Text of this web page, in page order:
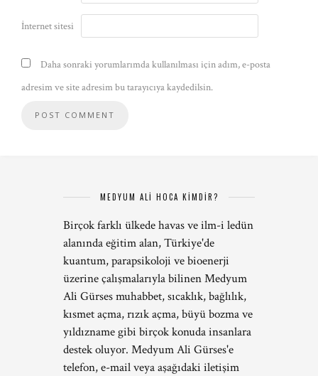
İnternet sitesi
Daha sonraki yorumlarımda kullanılması için adım, e-posta
adresim ve site adresim bu tarayıcıya kaydedilsin.
MEDYUM ALİ HOCA KİMDİR?
Birçok farklı ülkede havas ve ilm-i ledün
alanında eğitim alan, Türkiye'de
kuantum, parapsikoloji ve bioenerji
üzerine çalışmalarıyla bilinen Medyum
Ali Gürses muhabbet, sıcaklık, bağlılık,
kısmet açma, rızık açma, büyü bozma ve
yıldızname gibi birçok konuda insanlara
destek oluyor. Medyum Ali Gürses'e
telefon, e-mail veya aşağıdaki iletişim